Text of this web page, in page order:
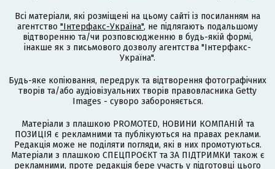
Всі матеріали, які розміщені на цьому сайті із посиланням на
агентство "Інтерфакс-Україна", не підлягають подальшому
відтворенню та/чи розповсюдженню в будь-якій формі,
інакше як з письмового дозволу агентства "Інтерфакс-
Україна".
Будь-яке копіювання, передрук та відтворення фотографічних
творів та/або аудіовізуальних творів правовласника Getty
Images - суворо забороняється.
Матеріали з плашкою PROMOTED, НОВИНИ КОМПАНІЙ та
ПОЗИЦІЯ є рекламними та публікуються на правах реклами.
Редакція може не поділяти погляди, які в них промотуються.
Матеріали з плашкою СПЕЦПРОЄКТ та ЗА ПІДТРИМКИ також є
рекламними, проте редакція бере участь у підготовці цього